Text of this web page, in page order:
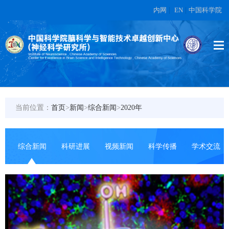
内网 EN 中国科学院
当前位置： 首页>新闻>综合新闻>2020年
综合新闻 科研进展 视频新闻 科学传播 学术交流